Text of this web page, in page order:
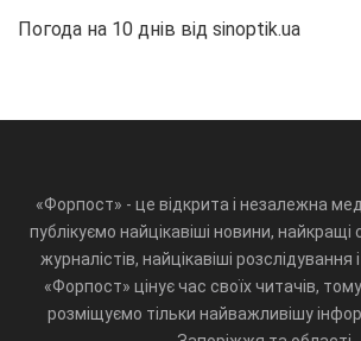
Погода на 10 днів від sinoptik.ua
«Форпост» - це відкрита і незалежна
публікуємо найцікавіші новини, найкращі
журналістів, найцікавіші розслідування
«Форпост» цінує час своїх читачів,
розміщуємо тільки найважливішу